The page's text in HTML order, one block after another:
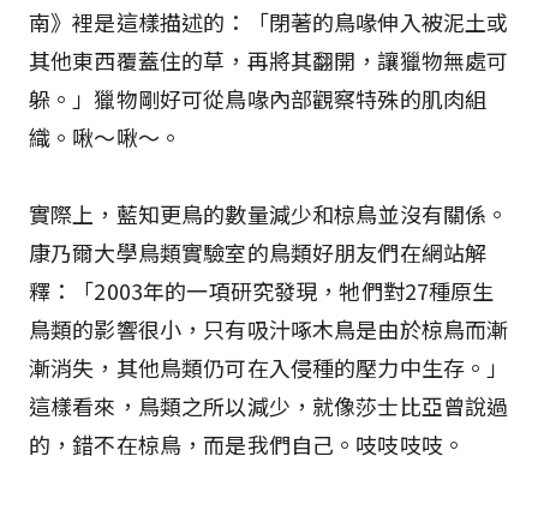
南》裡是這樣描述的：「閉著的鳥喙伸入被泥土或
其他東西覆蓋住的草，再將其翻開，讓獵物無處可
躲。」獵物剛好可從鳥喙內部觀察特殊的肌肉組
織。啾～啾～。
實際上，藍知更鳥的數量減少和椋鳥並沒有關係。
康乃爾大學鳥類實驗室的鳥類好朋友們在網站解
釋：「2003年的一項研究發現，牠們對27種原生
鳥類的影響很小，只有吸汁啄木鳥是由於椋鳥而漸
漸消失，其他鳥類仍可在入侵種的壓力中生存。」
這樣看來，鳥類之所以減少，就像莎士比亞曾說過
的，錯不在椋鳥，而是我們自己。吱吱吱吱。